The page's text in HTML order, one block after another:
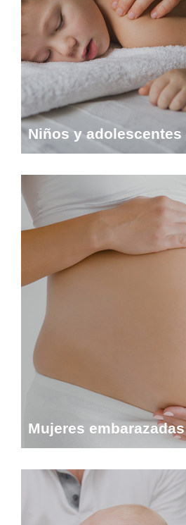
Niños y adolescentes
Mujeres embarazadas